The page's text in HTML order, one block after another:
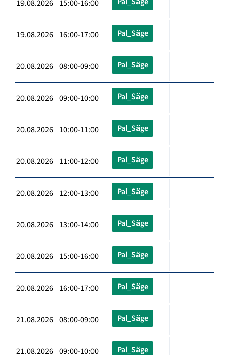
19.08.2026 15:00-16:00
19.08.2026 16:00-17:00 Pal_Säge
20.08.2026 08:00-09:00 Pal_Säge
20.08.2026 09:00-10:00 Pal_Säge
20.08.2026 10:00-11:00 Pal_Säge
20.08.2026 11:00-12:00 Pal_Säge
20.08.2026 12:00-13:00 Pal_Säge
20.08.2026 13:00-14:00 Pal_Säge
20.08.2026 15:00-16:00 Pal_Säge
20.08.2026 16:00-17:00 Pal_Säge
21.08.2026 08:00-09:00 Pal_Säge
21.08.2026 09:00-10:00 Pal_Säge